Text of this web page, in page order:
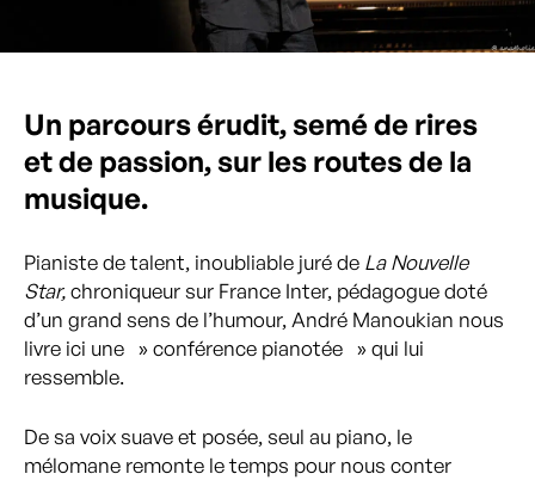
Un parcours érudit, semé de rires
et de passion, sur les routes de la
musique.
Pianiste de talent, inoubliable juré de La Nouvelle
Star,chroniqueur sur France Inter, pédagogue doté
d’un grand sens de l’humour, André Manoukian nous
livre ici une » conférence pianotée » qui lui
ressemble.
De sa voix suave et posée, seul au piano, le
mélomane remonte le temps pour nous conter